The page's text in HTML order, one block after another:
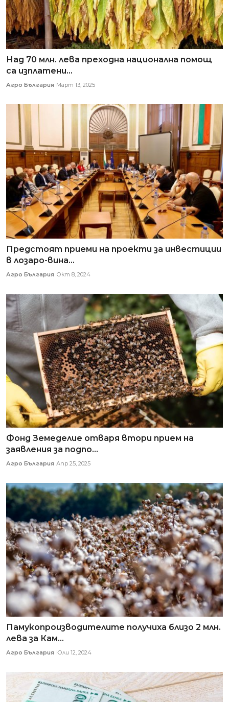
Над 70 млн. лева преходна национална помощ
са изплатени...
Агро България Март 13, 2025
Предстоят приеми на проекти за инвестиции
в лозаро-вина...
Агро България Окт 8, 2024
Фонд Земеделие отваря втори прием на
заявления за подпо...
Агро България Апр 25, 2025
Памукопроизводителите получиха близо 2 млн.
лева за Кам...
Агро България Юли 12, 2024